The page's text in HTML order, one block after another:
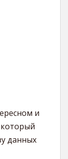
и
данных